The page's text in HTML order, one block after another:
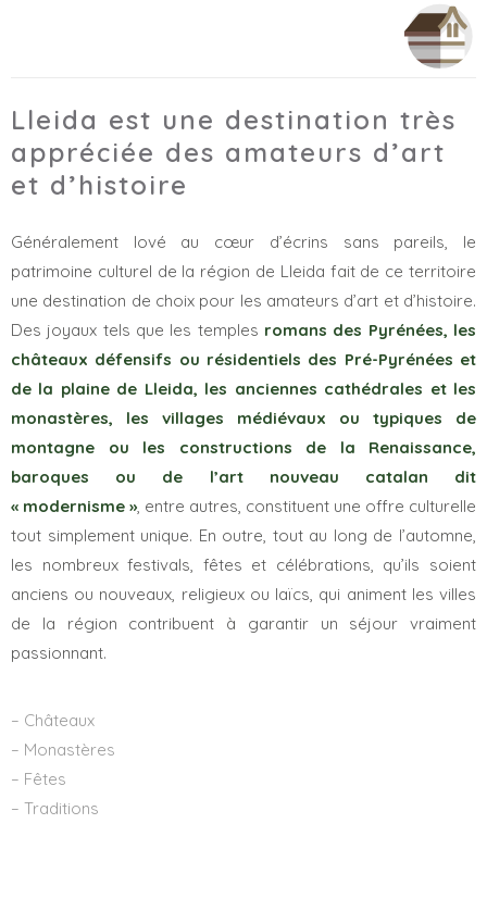
Lleida est une destination très
appréciée des amateurs d’art
et d’histoire
Généralement lové au cœur d’écrins sans pareils, le
patrimoine culturel de la région de Lleida fait de ce territoire
une destination de choix pour les amateurs d’art et d’histoire.
Des joyaux tels que les temples romans des Pyrénées, les
châteaux défensifs ou résidentiels des Pré-Pyrénées et
de la plaine de Lleida, les anciennes cathédrales et les
monastères, les villages médiévaux ou typiques de
montagne ou les constructions de la Renaissance,
baroques ou de l’art nouveau catalan dit
« modernisme », entre autres, constituent une offre culturelle
tout simplement unique. En outre, tout au long de l’automne,
les nombreux festivals, fêtes et célébrations, qu’ils soient
anciens ou nouveaux, religieux ou laïcs, qui animent les villes
de la région contribuent à garantir un séjour vraiment
passionnant.
– Châteaux
– Monastères
– Fêtes
– Traditions